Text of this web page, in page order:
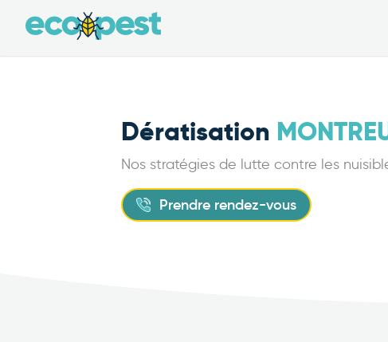
Dératisation
Nos stratégies de lutte contre les
Prendre rendez-vous